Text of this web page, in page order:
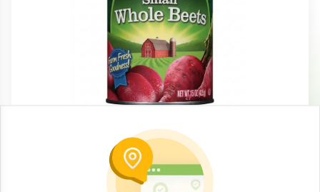
Conservas, enlatados y congelados
Remolacha cortada enlatada, 425 g,